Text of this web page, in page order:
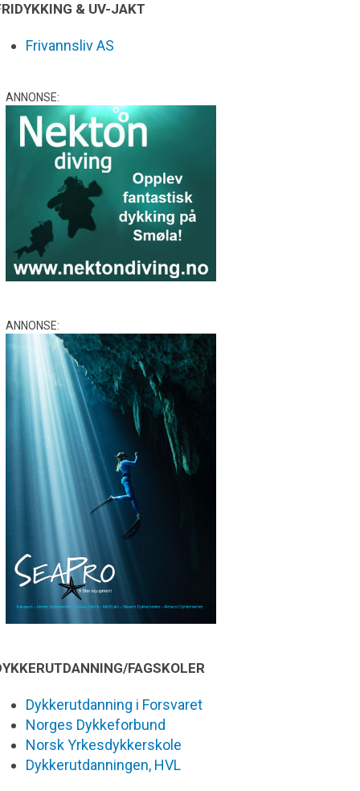
& UV-JAKT
Frivannsliv AS
ANNONSE:
ANNONSE:
FAGSKOLER
Dykkerutdanning i Forsvaret
Norges Dykkeforbund
Norsk Yrkesdykkerskole
Dykkerutdanningen, HVL